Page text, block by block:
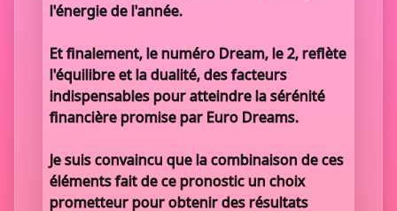
l'énergie de l'année.
Et finalement, le numéro Dream, le 2, reflète
l'équilibre et la dualité, des facteurs
indispensables pour atteindre la sérénité
financière promise par Euro Dreams.
Je suis convaincu que la combinaison de ces
éléments fait de ce pronostic un choix
prometteur pour obtenir des résultats